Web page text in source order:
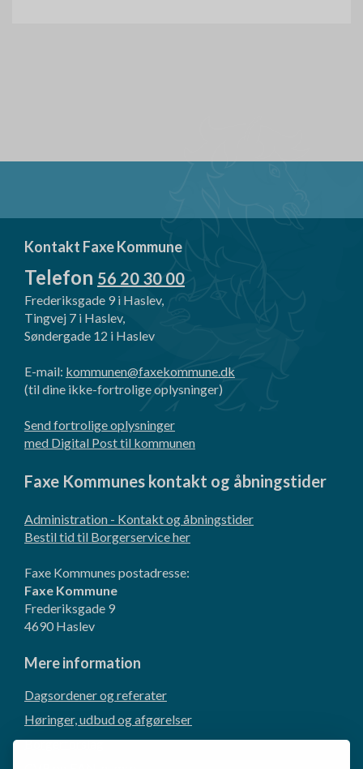
Kontakt Faxe Kommune
Telefon 56 20 30 00
Frederiksgade 9 i Haslev,
Tingvej 7 i Haslev,
Søndergade 12 i Haslev
E-mail: kommunen@faxekommune.dk
(til dine ikke-fortrolige oplysninger)
Send fortrolige oplysninger
med Digital Post til kommunen
Faxe Kommunes kontakt og åbningstider
Administration - Kontakt og åbningstider
Bestil tid til Borgerservice her
Faxe Kommunes postadresse:
Faxe Kommune
Frederiksgade 9
4690 Haslev
Mere information
Dagsordener og referater
Høringer, udbud og afgørelser
Borgerforslag